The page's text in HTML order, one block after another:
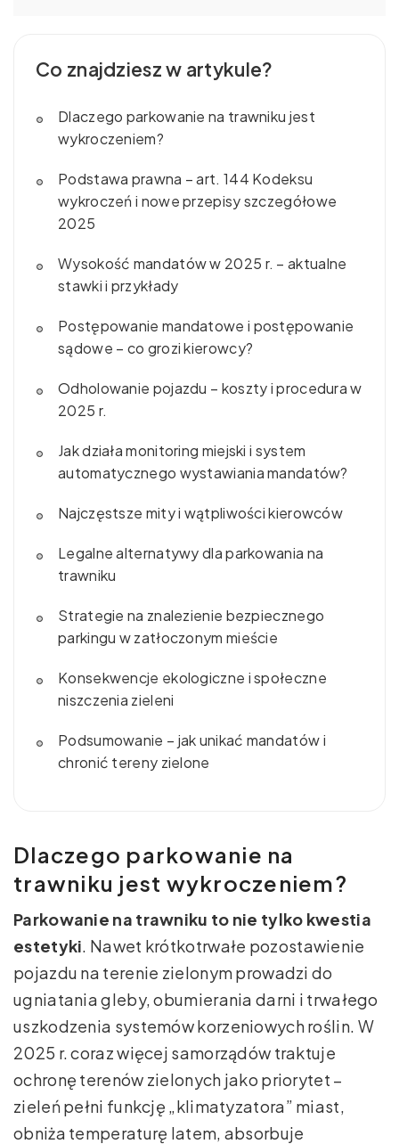
Co znajdziesz w artykule?
Dlaczego parkowanie na trawniku jest
wykroczeniem?
Podstawa prawna – art. 144 Kodeksu
wykroczeń i nowe przepisy szczegółowe
2025
Wysokość mandatów w 2025 r. – aktualne
stawki i przykłady
Postępowanie mandatowe i postępowanie
sądowe – co grozi kierowcy?
Odholowanie pojazdu – koszty i procedura w
2025 r.
Jak działa monitoring miejski i system
automatycznego wystawiania mandatów?
Najczęstsze mity i wątpliwości kierowców
Legalne alternatywy dla parkowania na
trawniku
Strategie na znalezienie bezpiecznego
parkingu w zatłoczonym mieście
Konsekwencje ekologiczne i społeczne
niszczenia zieleni
Podsumowanie – jak unikać mandatów i
chronić tereny zielone
Dlaczego parkowanie na
trawniku jest wykroczeniem?
Parkowanie na trawniku to nie tylko kwestia
estetyki. Nawet krótkotrwałe pozostawienie
pojazdu na terenie zielonym prowadzi do
ugniatania gleby, obumierania darni i trwałego
uszkodzenia systemów korzeniowych roślin. W
2025 r. coraz więcej samorządów traktuje
ochronę terenów zielonych jako priorytet –
zieleń pełni funkcję „klimatyzatora” miast,
obniża temperaturę latem, absorbuje